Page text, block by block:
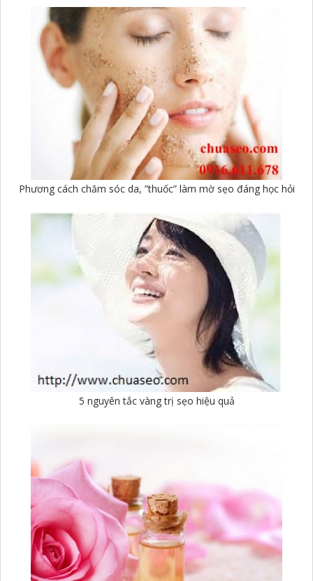
Phương cách chăm sóc da, ”thuốc” làm mờ sẹo đáng học hỏi
5 nguyên tắc vàng trị sẹo hiệu quả